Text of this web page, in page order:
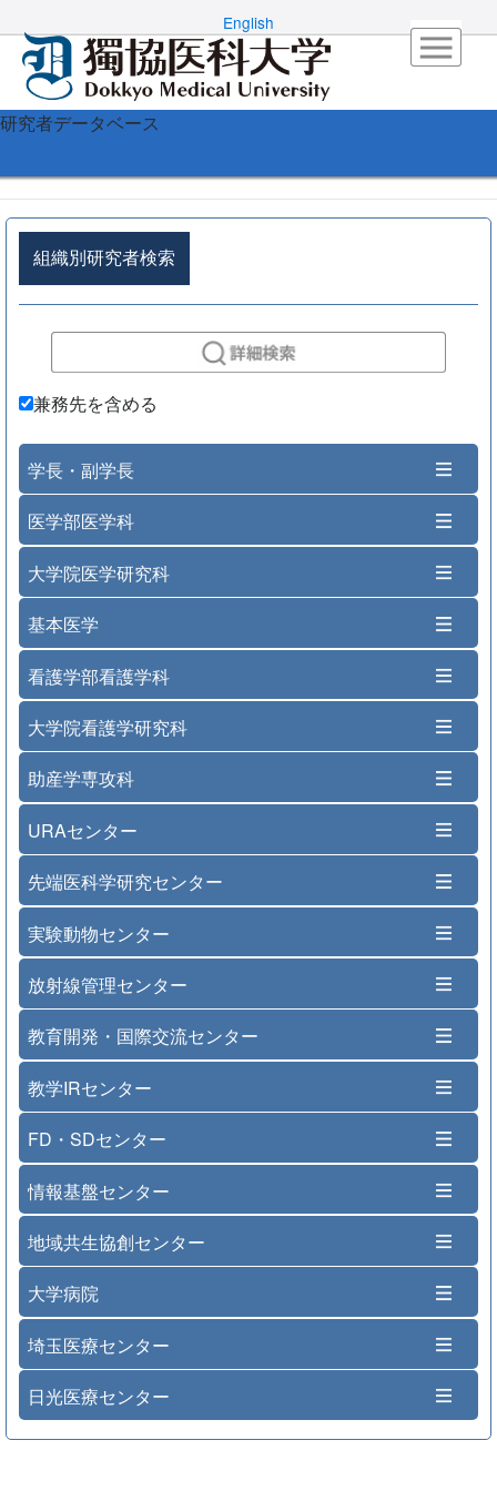
English
研究者データベース
組織別研究者検索
兼務先を含める
学長・副学長
医学部医学科
大学院医学研究科
基本医学
看護学部看護学科
大学院看護学研究科
助産学専攻科
URAセンター
先端医科学研究センター
実験動物センター
放射線管理センター
教育開発・国際交流センター
教学IRセンター
FD・SDセンター
情報基盤センター
地域共生協創センター
大学病院
埼玉医療センター
日光医療センター